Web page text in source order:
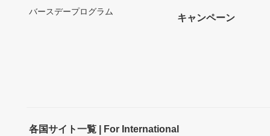
バースデープログラム
キャンペーン
各国サイト一覧 | For International